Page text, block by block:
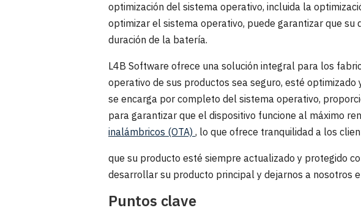
optimización del sistema operativo, incluida la
optimizar el sistema operativo, puede garantizar que
duración de la batería.
L4B Software ofrece una solución integral para los
operativo de sus productos sea seguro, esté
se encarga por completo del sistema operativo,
para garantizar que el dispositivo funcione al máximo
inalámbricos (OTA) , lo que ofrece tranquilidad a los
que su producto esté siempre actualizado y protegido
desarrollar su producto principal y dejarnos a nosotros
Puntos clave